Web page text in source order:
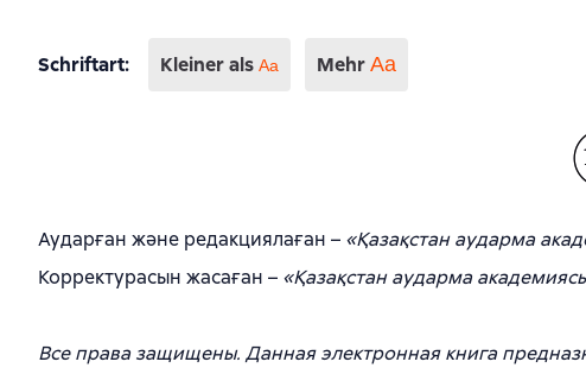
Schriftart: Kleiner als Aa Mehr Аа
Аударған және редакциялаған – «Қазақстан аударма
Корректурасын жасаған – «Қазақстан аударма
Все права защищены. Данная электронная книга